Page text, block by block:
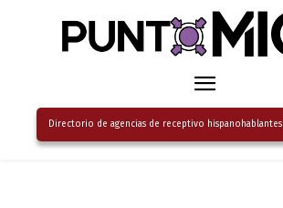
Directorio de agencias de receptivo hispanohablantes